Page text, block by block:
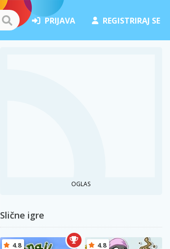
PRIJAVA REGISTRIRAJ SE
OGLAS
Slične igre
4.8 4.8